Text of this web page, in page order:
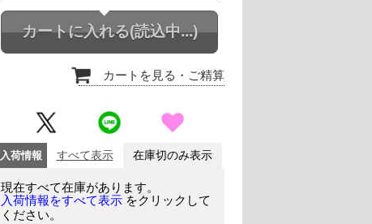
カートに入れる(読込中...)
カートを見る ・ご精算
入荷情報 すべて表示 在庫切のみ表示
現在すべて在庫があります。
入荷情報をすべて表示 をクリックして
ください。